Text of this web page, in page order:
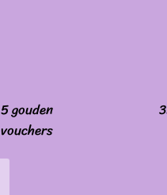
5 gouden
vouchers